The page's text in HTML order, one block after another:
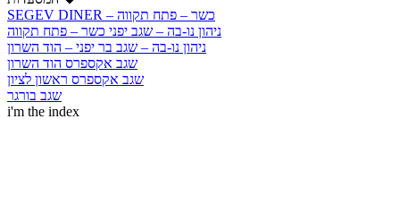
SEGEV DINER – כשר – פתח תקווה
ניהון נו-בה – שגב יפני כשר – פתח תקווה
ניהון נו-בה – שגב בר יפני – הוד השרון
שגב אקספרס הוד השרון
שגב אקספרס ראשון לציון
שגב בורגר
i'm the index